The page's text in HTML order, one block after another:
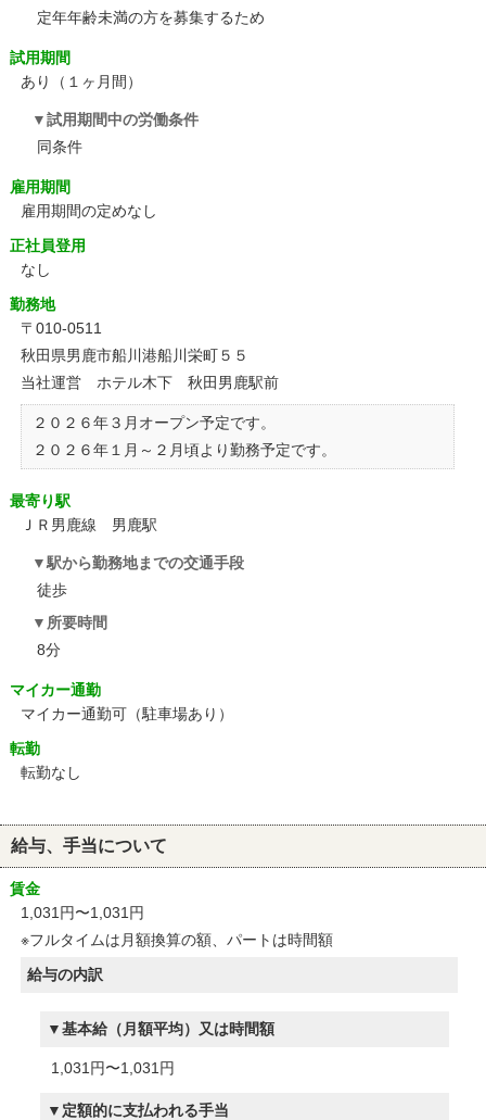
定年年齢未満の方を募集するため
試用期間
あり（１ヶ月間）
試用期間中の労働条件
同条件
雇用期間
雇用期間の定めなし
正社員登用
なし
勤務地
〒010-0511
秋田県男鹿市船川港船川栄町５５
当社運営 ホテル木下 秋田男鹿駅前
２０２６年３月オープン予定です。
２０２６年１月～２月頃より勤務予定です。
最寄り駅
ＪＲ男鹿線 男鹿駅
駅から勤務地までの交通手段
徒歩
所要時間
8分
マイカー通勤
マイカー通勤可（駐車場あり）
転勤
転勤なし
給与、手当について
賃金
1,031円〜1,031円
※フルタイムは月額換算の額、パートは時間額
給与の内訳
基本給（月額平均）又は時間額
1,031円〜1,031円
定額的に支払われる手当